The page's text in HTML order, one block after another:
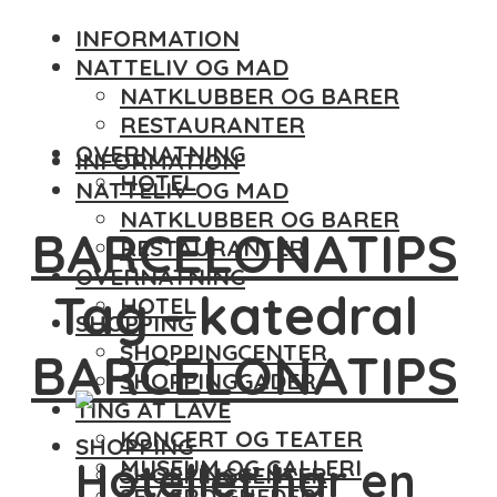
INFORMATION
NATTELIV OG MAD
NATKLUBBER OG BARER
RESTAURANTER
OVERNATNING
HOTEL
BARCELONATIPS
SHOPPING
SHOPPINGCENTER
SHOPPINGGADER
TING AT LAVE
KONCERT OG TEATER
MUSEUM OG GALLERI
INFORMATION
NATTELIV OG MAD
NATKLUBBER OG BARER
RESTAURANTER
OVERNATNING
HOTEL
BARCELONATIPS
SHOPPING
SHOPPINGCENTER
Tag - katedral
Hotellet har en